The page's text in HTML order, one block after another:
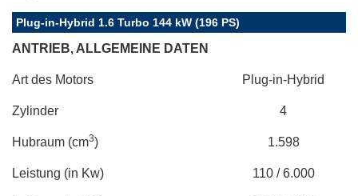
Plug-in-Hybrid 1.6 Turbo 144 kW (196 PS)
ANTRIEB, ALLGEMEINE DATEN
Art des Motors Plug-in-Hybrid
Zylinder 4
Hubraum (cm3) 1.598
Leistung (in Kw) 110 / 6.000